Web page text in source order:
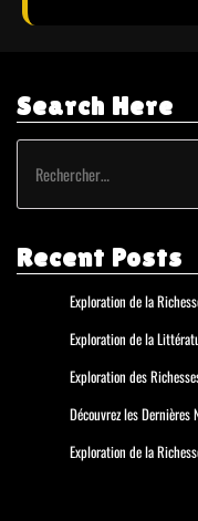
Search Here
Rechercher :
Recent Posts
Exploration de la
Exploration de la
Exploration des
Découvrez les Dernières
Exploration de la